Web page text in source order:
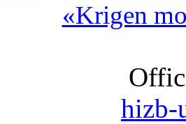
«Krigen
hizb-